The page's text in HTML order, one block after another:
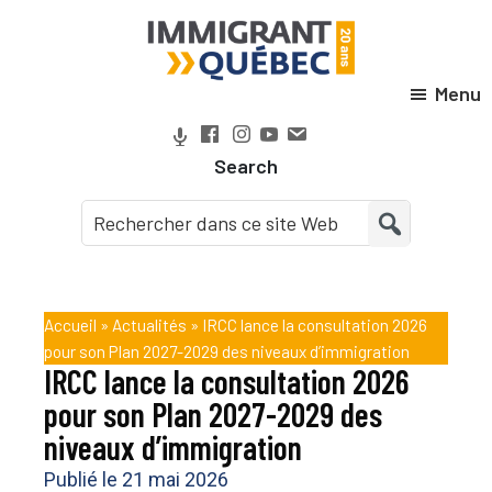
Québec
Search
Menu
Accueil » Actualités » IRCC lance la consultation 2026
pour son Plan 2027-2029 des niveaux d’immigration
IRCC lance la consultation 2026
pour son Plan 2027-2029 des
niveaux d’immigration
Publié le 21 mai 2026